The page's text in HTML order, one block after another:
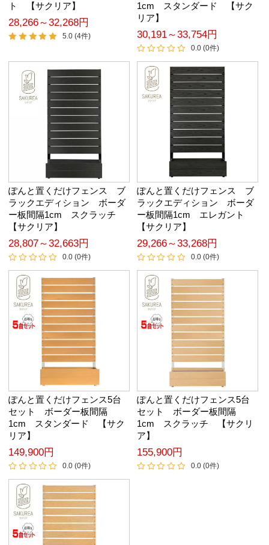
ト 【サクリア】
28,266～32,268円
5.0 (4件)
1cm スタンダード 【サク
リア】
30,191～33,754円
0.0 (0件)
ぽんと置くだけフェンス ブ
ラックエディション ボーダ
ー板間隔1cm スクラッチ
【サクリア】
28,807～32,663円
0.0 (0件)
ぽんと置くだけフェンス ブ
ラックエディション ボーダ
ー板間隔1cm エレガント
【サクリア】
29,266～33,268円
0.0 (0件)
ぽんと置くだけフェンス5台
セット ボーダー板間隔
1cm スタンダード 【サク
リア】
149,900円
0.0 (0件)
ぽんと置くだけフェンス5台
セット ボーダー板間隔
1cm スクラッチ 【サクリ
ア】
155,900円
0.0 (0件)